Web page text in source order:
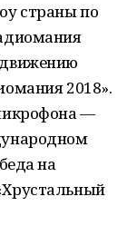
страны по
2018».
—
на